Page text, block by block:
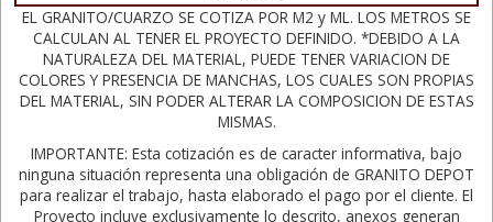
EL GRANITO/CUARZO SE COTIZA POR M2 y ML. LOS METROS SE
CALCULAN AL TENER EL PROYECTO DEFINIDO. *DEBIDO A LA
NATURALEZA DEL MATERIAL, PUEDE TENER VARIACION DE
COLORES Y PRESENCIA DE MANCHAS, LOS CUALES SON PROPIAS
DEL MATERIAL, SIN PODER ALTERAR LA COMPOSICION DE ESTAS
MISMAS.
IMPORTANTE: Esta cotización es de caracter informativa, bajo
ninguna situación representa una obligación de GRANITO DEPOT
para realizar el trabajo, hasta elaborado el pago por el cliente. El
Proyecto incluye exclusivamente lo descrito, anexos generan